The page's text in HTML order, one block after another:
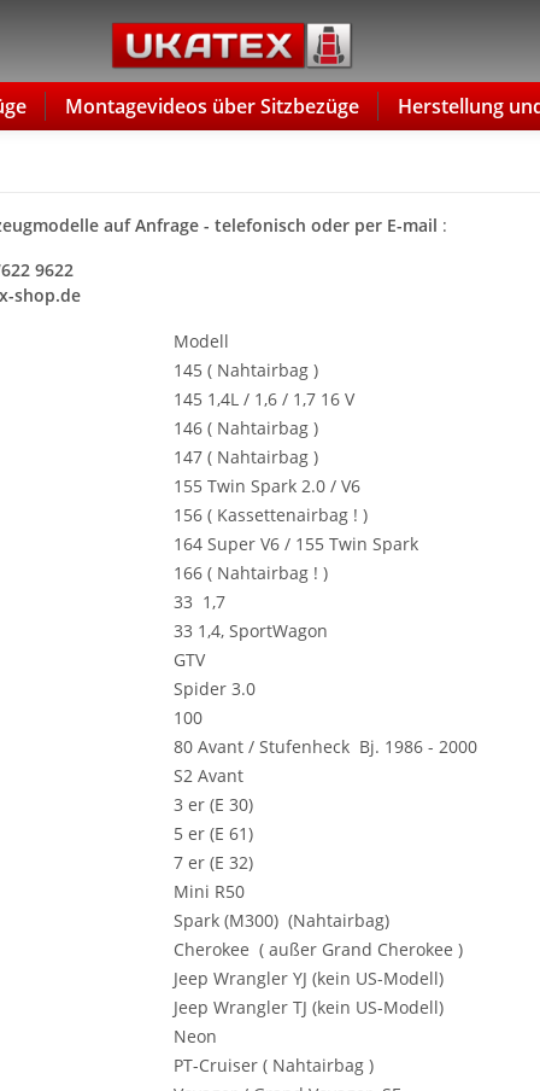
Montagevideos über Sitzbezüge Herstellung
auf Anfrage - telefonisch oder per E-mail :
9622
shop.de
Modell
145 ( Nahtairbag )
145 1,4L / 1,6 / 1,7 16 V
146 ( Nahtairbag )
147 ( Nahtairbag )
155 Twin Spark 2.0 / V6
156 ( Kassettenairbag ! )
164 Super V6 / 155 Twin Spark
166 ( Nahtairbag ! )
33 1,7
33 1,4, SportWagon
GTV
Spider 3.0
100
80 Avant / Stufenheck Bj. 1986 - 2000
S2 Avant
3 er (E 30)
5 er (E 61)
7 er (E 32)
Mini R50
Spark (M300) (Nahtairbag)
Cherokee ( außer Grand Cherokee )
Jeep Wrangler YJ (kein US-Modell)
Jeep Wrangler TJ (kein US-Modell)
Neon
PT-Cruiser ( Nahtairbag )